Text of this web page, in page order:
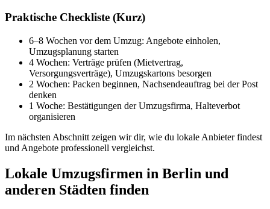
Praktische Checkliste (Kurz)
6–8 Wochen vor dem Umzug: Angebote einholen,
Umzugsplanung starten
4 Wochen: Verträge prüfen (Mietvertrag,
Versorgungsverträge), Umzugskartons besorgen
2 Wochen: Packen beginnen, Nachsendeauftrag bei der Post
denken
1 Woche: Bestätigungen der Umzugsfirma, Halteverbot
organisieren
Im nächsten Abschnitt zeigen wir dir, wie du lokale Anbieter findest
und Angebote professionell vergleichst.
Lokale Umzugsfirmen in Berlin und
anderen Städten finden